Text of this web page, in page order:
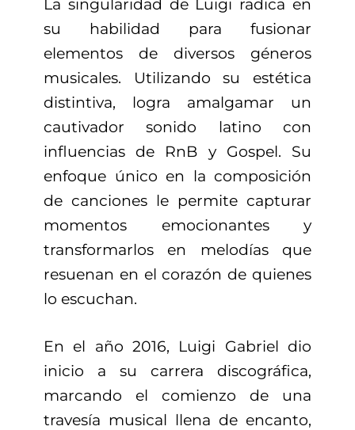
La singularidad de Luigi radica en
su habilidad para fusionar
elementos de diversos géneros
musicales. Utilizando su estética
distintiva, logra amalgamar un
cautivador sonido latino con
influencias de RnB y Gospel. Su
enfoque único en la composición
de canciones le permite capturar
momentos emocionantes y
transformarlos en melodías que
resuenan en el corazón de quienes
lo escuchan.
En el año 2016, Luigi Gabriel dio
inicio a su carrera discográfica,
marcando el comienzo de una
travesía musical llena de encanto,